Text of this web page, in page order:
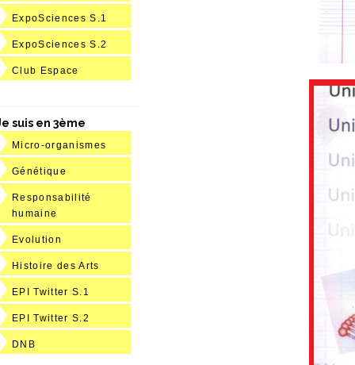
ExpoSciences S.1
ExpoSciences S.2
Club Espace
suis en 3ème
Micro-organismes
Génétique
Responsabilité
humaine
Evolution
Histoire des Arts
EPI Twitter S.1
EPI Twitter S.2
DNB